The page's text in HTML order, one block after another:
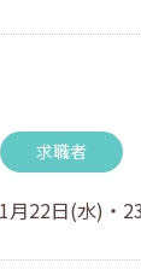
求職者
月22日(水)